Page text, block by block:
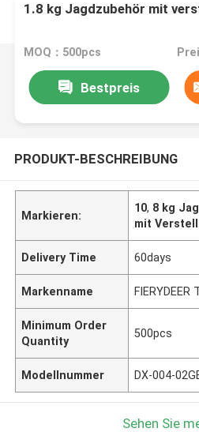
1.8 kg Jagdzubehör mit
MOQ：500pcs
Bestpreis
PRODUKT-BESCHREIBUNG
Markieren:
10, 8 kg
mit
Delivery Time 60days
Markenname FIERYDEER
Minimum Order
Quantity
500pcs
Modellnummer DX-004-
Sehen Sie